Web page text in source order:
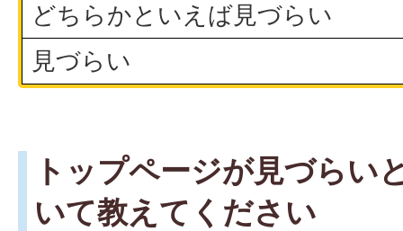
どちらかといえば見づらい
見づらい
トップページが見づらい
いて教えてください